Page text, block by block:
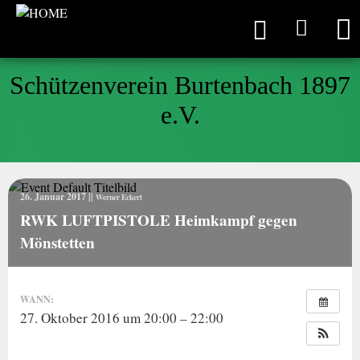
Schützenverein Burtenbach 1897
e.V.
26. Januar 2017|| Werner Eckert
RWK LUFTPISTOLE Heimkampf gegen
Mönstetten
WANN:
27. Oktober 2016 um 20:00 – 22:00